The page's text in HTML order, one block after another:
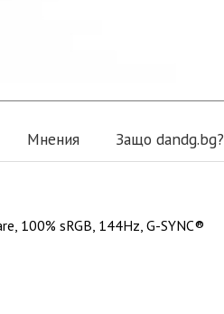
Мнения Защо dandg.bg?
100% sRGB, 144Hz, G-SYNC®